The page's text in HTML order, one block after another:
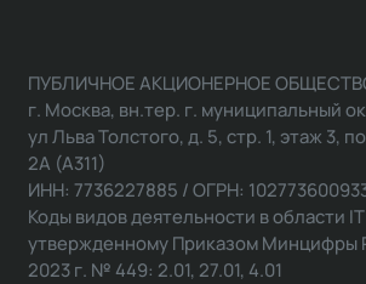
ПУБЛИЧНОЕ АКЦИОНЕРНОЕ
г. Москва, вн.тер. г. муниципальный
ул Льва Толстого, д. 5, стр. 1, этаж 3,
2А (А311)
ИНН: 7736227885 / ОГРН:
Коды видов деятельности в области
утвержденному Приказом Минцифры
2023 г. № 449: 2.01, 27.01, 4.01